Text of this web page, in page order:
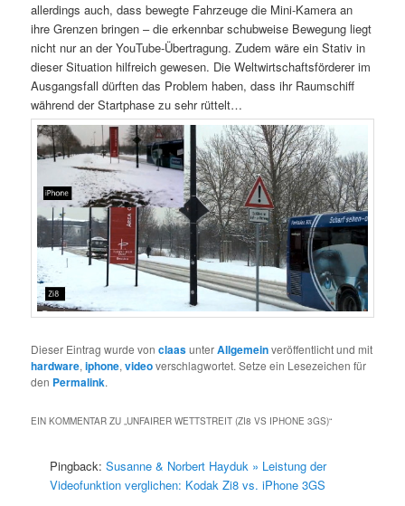
allerdings auch, dass bewegte Fahrzeuge die Mini-Kamera an
ihre Grenzen bringen – die erkennbar schubweise Bewegung liegt
nicht nur an der YouTube-Übertragung. Zudem wäre ein Stativ in
dieser Situation hilfreich gewesen. Die Weltwirtschaftsförderer im
Ausgangsfall dürften das Problem haben, dass ihr Raumschiff
während der Startphase zu sehr rüttelt…
Dieser Eintrag wurde vonclaasunterAllgemeinveröffentlicht und mit
hardware,iphone,videoverschlagwortet. Setze ein Lesezeichen für
den Permalink.
EIN KOMMENTAR ZU „UNFAIRER WETTSTREIT (ZI8 VS IPHONE 3GS)“
Pingback:Susanne & Norbert Hayduk » Leistung der
Videofunktion verglichen: Kodak Zi8 vs. iPhone 3GS